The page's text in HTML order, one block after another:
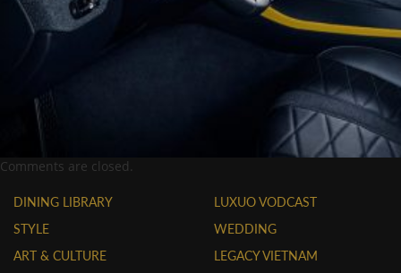
Comments are closed.
DINING LIBRARY
STYLE
ART & CULTURE
LUXUO VODCAST
WEDDING
LEGACY VIETNAM